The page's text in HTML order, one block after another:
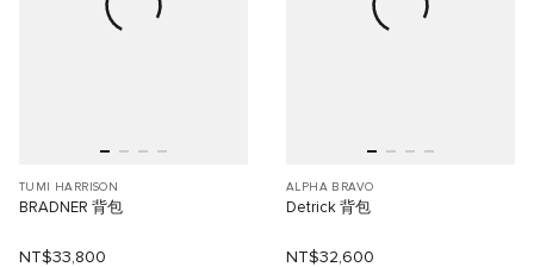
TUMI HARRISON
BRADNER 背包
NT$33,800
ALPHA BRAVO
Detrick 背包
NT$32,600